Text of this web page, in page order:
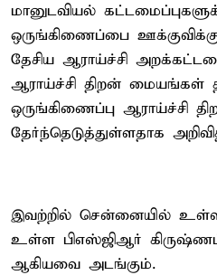
மானுடவியல்
ஒருங்கிணைப்பை
தேசிய ஆராய்ச்சி
ஆராய்ச்சி திறன் மையங்கள்
ஒருங்கிணைப்பு ஆராய்ச்சி
தேர்ந்தெடுத்துள்ளதாக
இவற்றில் சென்னையில் உள்ள
உள்ள பிஎஸ்ஜிஆர்
ஆகியவை அடங்கும்.